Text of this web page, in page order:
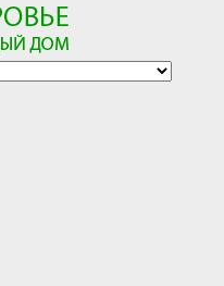
Москве и по всей России
официальные цены